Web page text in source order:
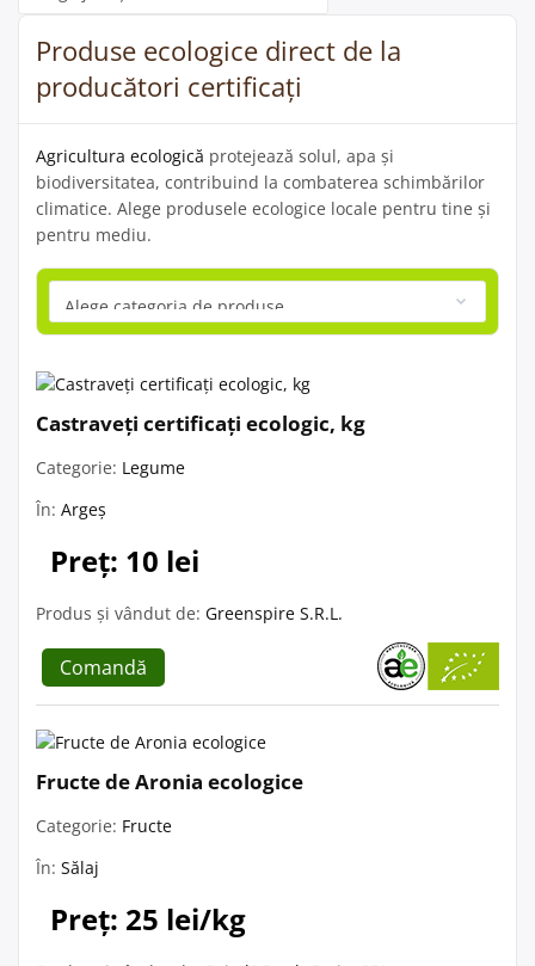
Produse ecologice direct de la
producători certificați
Agricultura ecologică protejează solul, apa și
biodiversitatea, contribuind la combaterea schimbărilor
climatice. Alege produsele ecologice locale pentru tine și
pentru mediu.
Castraveți certificați ecologic, kg
Categorie: Legume
În: Argeș
Preț: 10 lei
Produs și vândut de: Greenspire S.R.L.
Comandă
Fructe de Aronia ecologice
Categorie: Fructe
În: Sălaj
Preț: 25 lei/kg